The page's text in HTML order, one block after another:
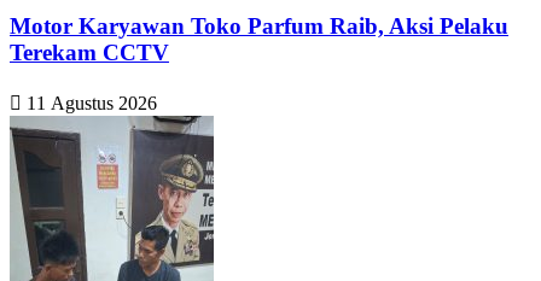
Motor Karyawan Toko Parfum Raib, Aksi Pelaku
Terekam CCTV
11 Agustus 2026